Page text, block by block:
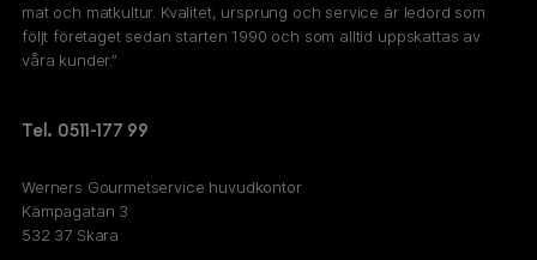
mat och matkultur. Kvalitet, ursprung och service är ledord som
följt företaget sedan starten 1990 och som alltid uppskattas av
våra kunder.”
Tel. 0511-177 99
Werners Gourmetservice huvudkontor
Kämpagatan 3
532 37 Skara